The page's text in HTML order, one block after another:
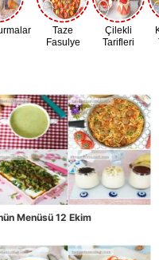
Taze
Fasulye
Çilekli
Tarifleri
Menüsü 12 Ekim